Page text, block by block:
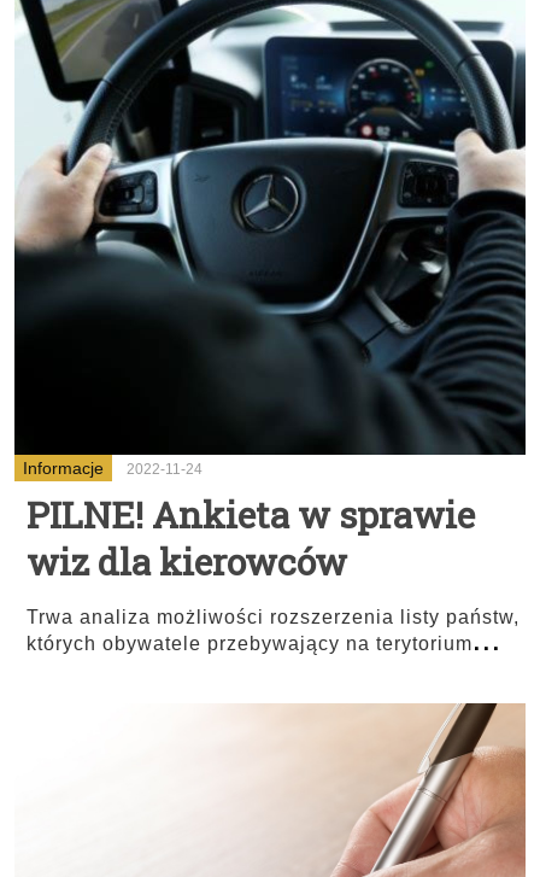
Informacje 2022-11-24
PILNE! Ankieta w sprawie
wiz dla kierowców
Trwa analiza możliwości rozszerzenia listy państw,
których obywatele przebywający na terytorium...